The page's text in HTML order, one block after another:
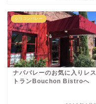
シリコンバレー
ナパバレーのお気に入りレス
トランBouchon Bistroへ